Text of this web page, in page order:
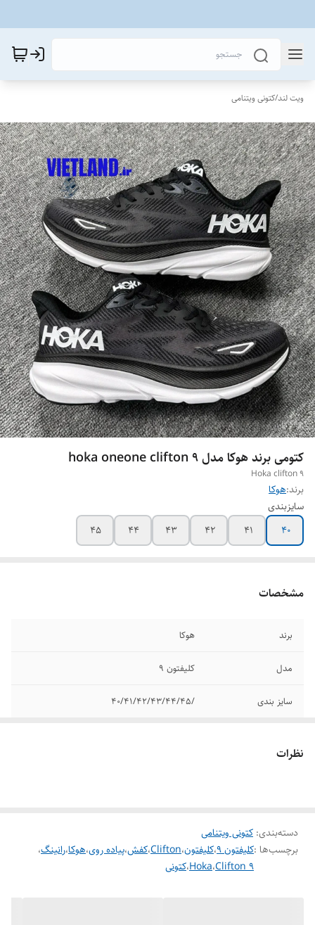
ویت لند/کتونی ویتنامی
کتومی برند هوکا مدل hoka oneone clifton 9
Hoka clifton 9
برند:هوکا
سایزبندی
۴۰
41
42
43
44
45
مشخصات
برند هوکا
مدل کلیفتون ۹
سایز بندی /۴۰/۴۱/۴۲/۴۳/۴۴/۴۵
نظرات
دسته‌بندی: کتونی ویتنامی
برچسب‌ها :کلیفتون ۹ ،کلیفتون،Clifton،کفش،پیاده روی،هوکا،رانینگ،
Clifton 9،Hoka،کتونی